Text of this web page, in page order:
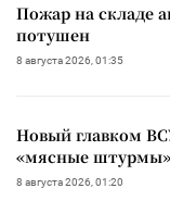
Пожар на складе
потушен
8 августа 2026, 01:35
Новый главком
«мясные штурмы»
8 августа 2026, 01:20